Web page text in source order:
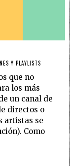
Y PLAYLISTS
que no
los más
un canal de
directos o
artistas se
Como